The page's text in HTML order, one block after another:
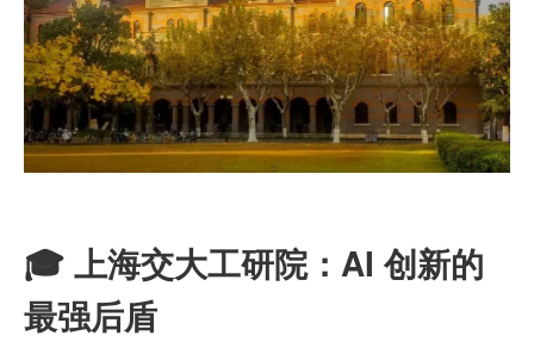
🎓 上海交大工研院：AI 创新的
最强后盾